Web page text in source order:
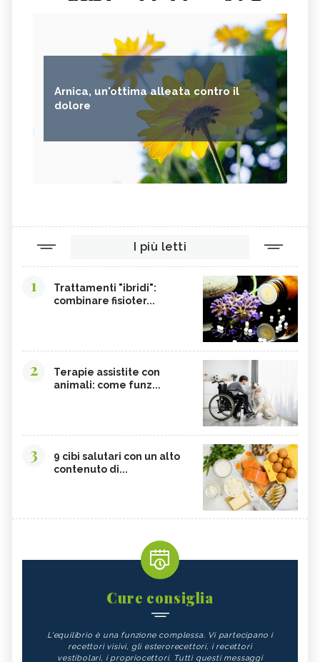
Arnica, un'ottima alleata contro il
dolore
I più letti
1
Trattamenti "ibridi":
combinare fisioter...
2
Terapie assistite con
animali: come funz...
3
9 cibi salutari con un alto
contenuto di...
Cure consiglia
L'equilibrio è una funzione complessa. Vi partecipano i
recettori visivi, gli esterorecettori, i recettori
vestibolari, i propriocettori. Tutti questi messaggi